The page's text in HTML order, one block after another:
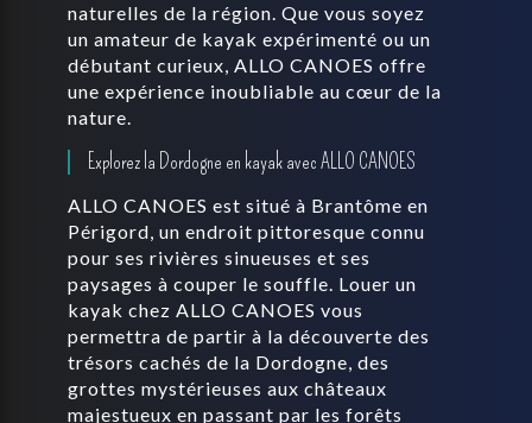
naturelles de la région. Que vous soyez
un amateur de kayak expérimenté ou un
débutant curieux, ALLO CANOES offre
une expérience inoubliable au cœur de la
nature.
Explorez la Dordogne en kayak avec ALLO CANOES
ALLO CANOES est situé à Brantôme en
Périgord, un endroit pittoresque connu
pour ses rivières sinueuses et ses
paysages à couper le souffle. Louer un
kayak chez ALLO CANOES vous
permettra de partir à la découverte des
trésors cachés de la Dordogne, des
grottes mystérieuses aux châteaux
majestueux en passant par les forêts